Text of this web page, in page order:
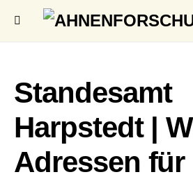
Standesamt
Harpstedt |
Adressen für